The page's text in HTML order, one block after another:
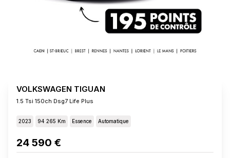
VOLKSWAGEN TIGUAN
1.5 Tsi 150ch Dsg7 Life Plus
2023 94 265 Km Essence Automatique
24 590 €